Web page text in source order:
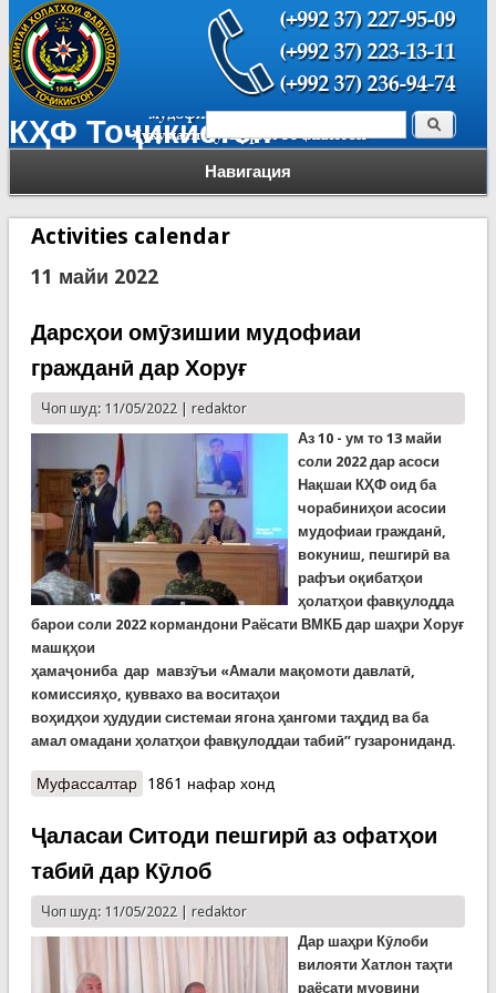
КҲФ Тоҷикистон
Навигация
Форма поиска Поиск
Activities calendar
11 майи 2022
Дарсҳои омӯзишии мудофиаи
гражданӣ дар Хоруғ
Чоп шуд: 11/05/2022 | redaktor
Аз 10 - ум то 13 майи
соли 2022 дар асоси
Нақшаи КҲФ оид ба
чорабиниҳои асосии
мудофиаи гражданӣ,
вокуниш, пешгирӣ ва
рафъи оқибатҳои
ҳолатҳои фавқулодда
барои соли 2022 кормандони Раёсати ВМКБ дар шаҳри Хоруғ
машқҳои
ҳамаҷониба дар мавзӯъи «Амали мақомоти давлатӣ,
комиссияҳо, қуввахо ва воситаҳои
воҳидҳои ҳудудии системаи ягонаҳангоми таҳдид ва ба
амал омадани ҳолатҳои фавқулоддаи табиӣ” гузарониданд.
Муфассалтаро Дарсҳои омӯзишии мудофиаи гражданӣ дар
1861 нафар хонд
Ҷаласаи Ситоди пешгирӣ аз офатҳои
табиӣ дар Кӯлоб
Чоп шуд: 11/05/2022 | redaktor
Дар шаҳри Кӯлоби
вилояти Хатлон таҳти
раёсати муовини